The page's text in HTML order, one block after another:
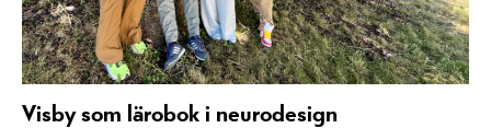
Visby som lärobok i neurodesign